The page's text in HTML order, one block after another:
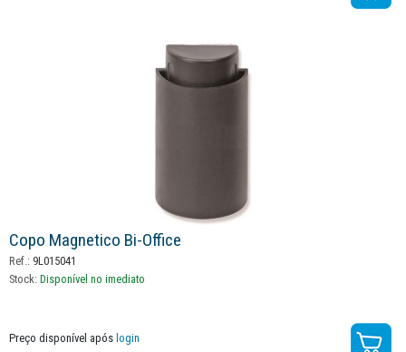
Copo Magnetico Bi-Office
Ref.: 9L015041
Stock: Disponível no imediato
Preço disponível após login